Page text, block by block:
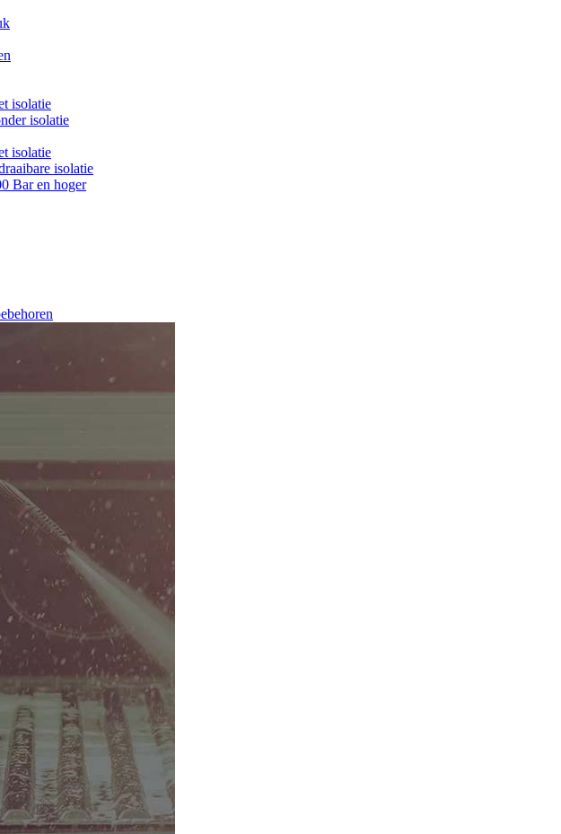
isolatie
isolatie
isolatie
isolatie
Bar en hoger